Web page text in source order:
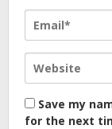
Save my
for the next